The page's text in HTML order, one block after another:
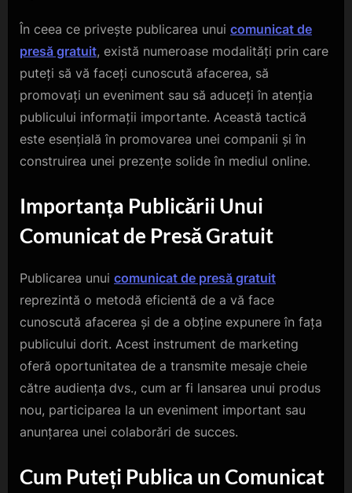
Comunicat
de
Gratuit
În ceea ce privește publicarea unui comunicat de
presă gratuit, există numeroase modalități prin care
puteți să vă faceți cunoscută afacerea, să
promovați un eveniment sau să aduceți în atenția
publicului informații importante. Această tactică
este esențială în promovarea unei companii și în
construirea unei prezențe solide în mediul online.
Importanța Publicării Unui
Comunicat de Presă Gratuit
Publicarea unui comunicat de presă gratuit
reprezintă o metodă eficientă de a vă face
cunoscută afacerea și de a obține expunere în fața
publicului dorit. Acest instrument de marketing
oferă oportunitatea de a transmite mesaje cheie
către audiența dvs., cum ar fi lansarea unui produs
nou, participarea la un eveniment important sau
anunțarea unei colaborări de succes.
Cum Puteți Publica un Comunicat